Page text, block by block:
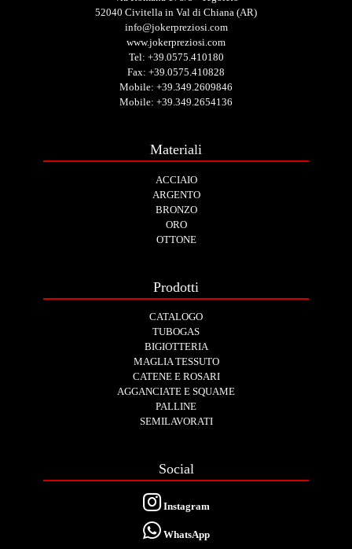
52040 Civitella in Val di Chiana (AR)
info@jokerpreziosi.com
www.jokerpreziosi.com
Tel: +39.0575.410180
Fax: +39.0575.410828
Mobile: +39.349.2609846
Mobile: +39.349.2654136
Materiali
ACCIAIO
ARGENTO
BRONZO
ORO
OTTONE
Prodotti
CATALOGO
TUBOGAS
BIGIOTTERIA
MAGLIA TESSUTO
CATENE E ROSARI
AGGANCIATE E SQUAME
PALLINE
SEMILAVORATI
Social
Instagram
WhatsApp